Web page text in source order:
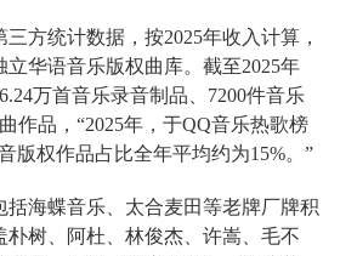
方统计数据，按2025年收入计算，
华语音乐版权曲库。截至2025年
万首音乐录音制品、7200件音乐
作品，“2025年，于QQ音乐热歌榜
版权作品占比全年平均约为15%。”
括海蝶音乐、太合麦田等老牌厂牌积
朴树、阿杜、林俊杰、许嵩、毛不